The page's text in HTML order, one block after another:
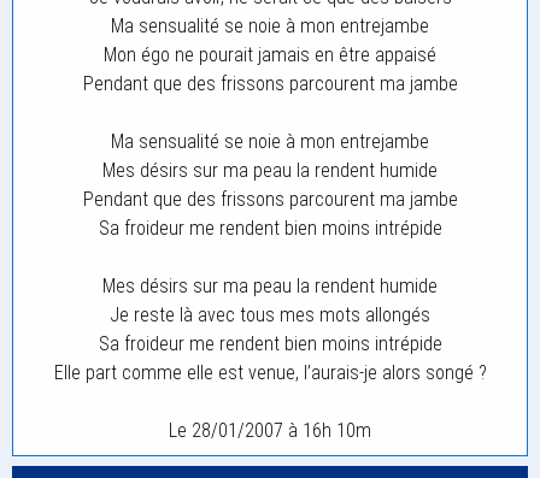
Ma sensualité se noie à mon entrejambe
Mon égo ne pourait jamais en être appaisé
Pendant que des frissons parcourent ma jambe
Ma sensualité se noie à mon entrejambe
Mes désirs sur ma peau la rendent humide
Pendant que des frissons parcourent ma jambe
Sa froideur me rendent bien moins intrépide
Mes désirs sur ma peau la rendent humide
Je reste là avec tous mes mots allongés
Sa froideur me rendent bien moins intrépide
Elle part comme elle est venue, l’aurais-je alors songé ?
Le 28/01/2007 à 16h 10m